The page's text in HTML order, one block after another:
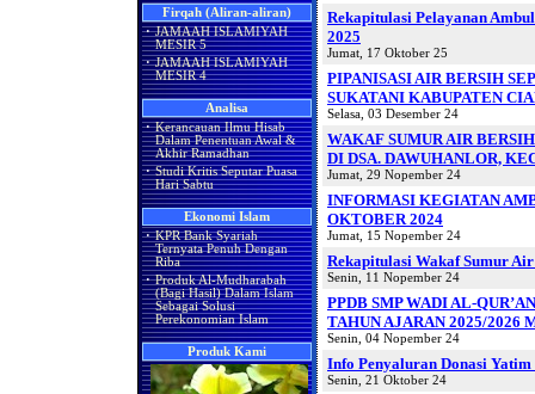
Firqah (Aliran-aliran)
· JAMAAH ISLAMIYAH
MESIR 5
· JAMAAH ISLAMIYAH
MESIR 4
Analisa
· Kerancauan Ilmu Hisab
Dalam Penentuan Awal &
Akhir Ramadhan
· Studi Kritis Seputar Puasa
Hari Sabtu
Ekonomi Islam
· KPR Bank Syariah
Ternyata Penuh Dengan
Riba
· Produk Al-Mudharabah
(Bagi Hasil) Dalam Islam
Sebagai Solusi
Perekonomian Islam
Produk Kami
Rekapitulasi Pelayanan
2025
Jumat, 17 Oktober 25
PIPANISASI AIR BERSIH
SUKATANI KABUPATEN
Selasa, 03 Desember 24
WAKAF SUMUR AIR
DI DSA. DAWUHANLOR,
Jumat, 29 Nopember 24
INFORMASI KEGIATAN
OKTOBER 2024
Jumat, 15 Nopember 24
Rekapitulasi Wakaf Sumur
Senin, 11 Nopember 24
PPDB SMP WADI AL-
TAHUN AJARAN 2025/2026
Senin, 04 Nopember 24
Info Penyaluran Donasi
Senin, 21 Oktober 24